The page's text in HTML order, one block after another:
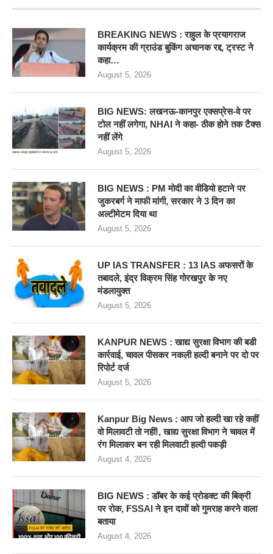
BREAKING NEWS : राहुल के प्रयागराज
कार्यक्रम की ग्राउंड बुकिंग अचानक रद्द, ट्रस्ट ने
कहा…
August 5, 2026
BIG NEWS: लखनऊ-कानपुर एक्सप्रेस-वे पर
टोल नहीं लगेगा, NHAI ने कहा- ठीक होने तक टैक्स
नहीं लेंगे
August 5, 2026
BIG NEWS : PM मोदी का वीडियो हटाने पर
जुकरबर्ग ने माफी मांगी, सरकार ने 3 दिन का
अल्टीमेटम दिया था
August 5, 2026
UP IAS TRANSFER : 13 IAS अफसरों के
तबादले, इंद्र विक्रम सिंह गोरखपुर के नए
मंडलायुक्त
August 5, 2026
KANPUR NEWS : खाद्य सुरक्षा विभाग की बडी
कार्रवाई, चावल पीसकर नकली हल्दी बनाने पर दो पर
रिपोर्ट दर्ज
August 5, 2026
Kanpur Big News : आप जो हल्दी खा रहे कहीं
वो मिलावटी तो नहीं!, खाद्य सुरक्षा विभाग ने चावल में
रंग मिलाकर बन रही मिलवाटी हल्दी पकड़ी
August 4, 2026
BIG NEWS : डॉबर के कई प्रोडक्ट की बिक्री
पर रोक, FSSAI ने इन दावों को गुमराह करने वाला
बताया
August 4, 2026